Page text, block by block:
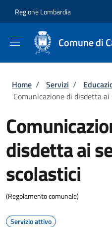
Regione Lombardia
Comune di
Briciole di
Home / Servizi /
Comunicazione di disdetta
disdetta ai
scolastici
(Regolamento comunale)
Servizio attivo